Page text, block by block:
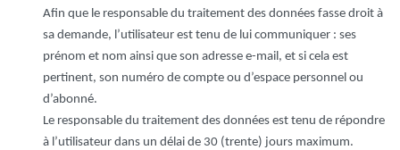
Afin que le responsable du traitement des données fasse droit à
sa demande, l’utilisateur est tenu de lui communiquer : ses
prénom et nom ainsi que son adresse e-mail, et si cela est
pertinent, son numéro de compte ou d’espace personnel ou
d’abonné.
Le responsable du traitement des données est tenu de répondre
à l’utilisateur dans un délai de 30 (trente) jours maximum.